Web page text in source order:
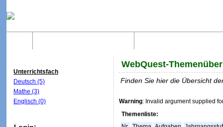
Unterrichtsfach
Deutsch (5)
Mathe (3)
Englisch (0)
WebQuest-
Finden Sie hier die Übersicht
Warning: Invalid argument supplied
Themenliste: